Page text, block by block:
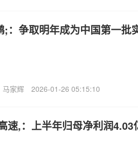
;：争取明年成为中国第一批
马家辉 2026-01-26 05:15:10
速,：上半年归母净利润